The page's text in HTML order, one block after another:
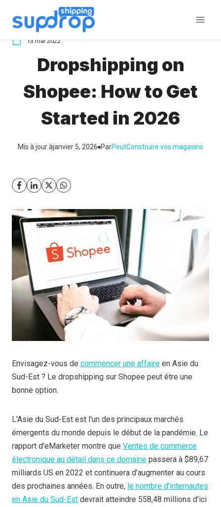
13 mai 2022
Dropshipping on
Shopee: How to Get
Started in 2026
Mis à jour àjanvier 5, 2026 ParPeutConstruire vos magasins
Envisagez-vous de commencer une affaire en Asie du
Sud-Est ? Le dropshipping sur Shopee peut être une
bonne option.
L'Asie du Sud-Est est l'un des principaux marchés
émergents du monde depuis le début de la pandémie. Le
rapport d'eMarketer montre que Ventes de commerce
électronique au détail dans ce domaine passera à $89,67
milliards US en 2022 et continuera d'augmenter au cours
des prochaines années. En outre, le nombre d'internautes
en Asie du Sud-Est devrait atteindre 558,48 millions d'ici